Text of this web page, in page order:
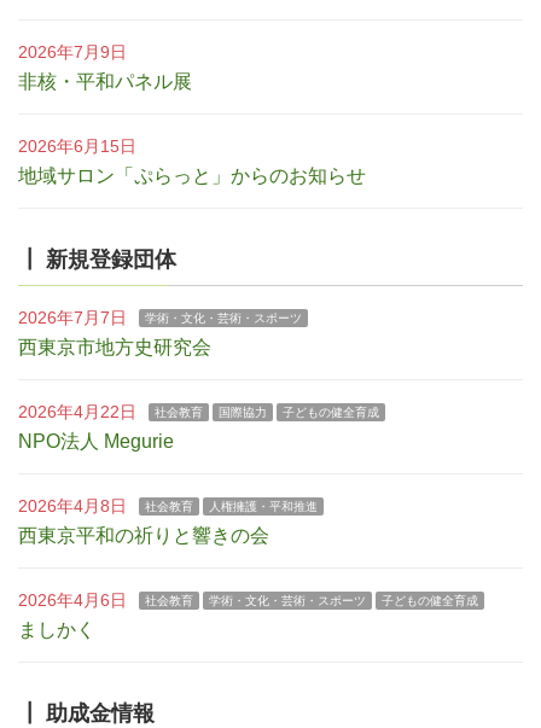
2026年7月9日
非核・平和パネル展
2026年6月15日
地域サロン「ぷらっと」からのお知らせ
┃ 新規登録団体
2026年7月7日 学術・文化・芸術・スポーツ
西東京市地方史研究会
2026年4月22日 社会教育 国際協力 子どもの健全育成
NPO法人 Megurie
2026年4月8日 社会教育 人権擁護・平和推進
西東京平和の祈りと響きの会
2026年4月6日 社会教育 学術・文化・芸術・スポーツ 子どもの健全育成
ましかく
┃ 助成金情報